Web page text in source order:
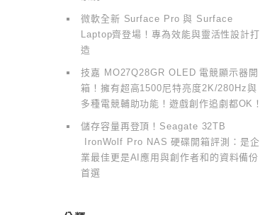
微軟全新 Surface Pro 與 Surface
Laptop齊登場！專為效能與靈活性設計打
造
技嘉 MO27Q28GR OLED 電競顯示器開
箱！擁有超高1500尼特亮度2K/280Hz與
多種電競輔助功能！遊戲創作追劇都OK！
儲存容量再登頂！Seagate 32TB
IronWolf Pro NAS 硬碟開箱評測：是企
業最佳更是AI應用與創作者和的資料備份
首選